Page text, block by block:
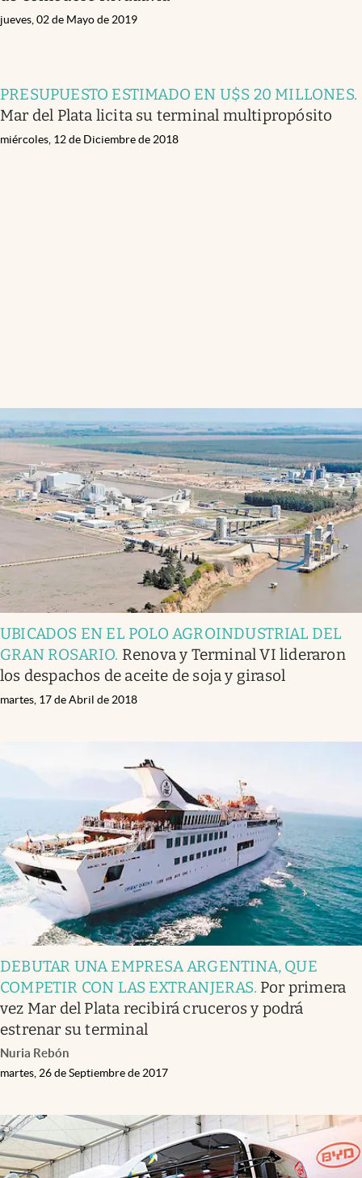
jueves, 02 de Mayo de 2019
PRESUPUESTO ESTIMADO EN U$S 20 MILLONES.
Mar del Plata licita su terminal multipropósito
miércoles, 12 de Diciembre de 2018
UBICADOS EN EL POLO AGROINDUSTRIAL DEL
GRAN ROSARIO. Renova y Terminal VI lideraron
los despachos de aceite de soja y girasol
martes, 17 de Abril de 2018
DEBUTAR UNA EMPRESA ARGENTINA, QUE
COMPETIR CON LAS EXTRANJERAS. Por primera
vez Mar del Plata recibirá cruceros y podrá
estrenar su terminal
Nuria Rebón
martes, 26 de Septiembre de 2017